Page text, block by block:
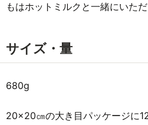
もはホットミルクと一緒にいた
サイズ・量
680g
20×20㎝の大き目パッケージに